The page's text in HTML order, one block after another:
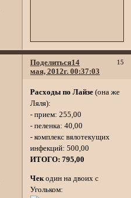
Поделиться 15
14
мая, 2012г. 00:37:03
Расходы по Лайзе (она же
Ляля):
- прием: 255,00
- пеленка: 40,00
- комплекс вялотекущих
инфекций: 500,00
ИТОГО: 795,00
Чек один на двоих с
Угольком: